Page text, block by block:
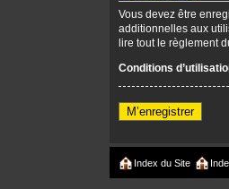
Vous devez être
additionnelles aux
lire tout le règlement
Conditions
M’enregistrer
Index du Site